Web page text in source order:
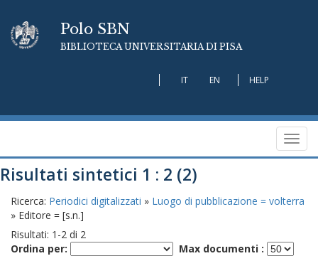
Polo SBN
BIBLIOTECA UNIVERSITARIA DI PISA
IT EN HELP
Risultati sintetici 1 : 2 (2)
Ricerca: Periodici digitalizzati » Luogo di pubblicazione = volterra
» Editore = [s.n.]
Risultati: 1 -2 di 2
Ordina per:
Max documenti :